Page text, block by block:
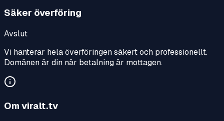
Säker överföring
Avslut
Vi hanterar hela överföringen säkert och professionellt.
Domänen är din när betalning är mottagen.
Om viralt.tv